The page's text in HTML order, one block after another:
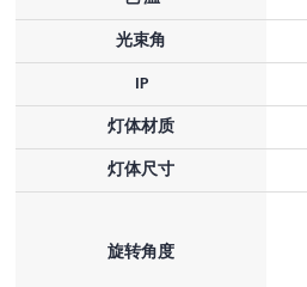
光束角
IP
灯体材质
灯体尺寸
旋转角度